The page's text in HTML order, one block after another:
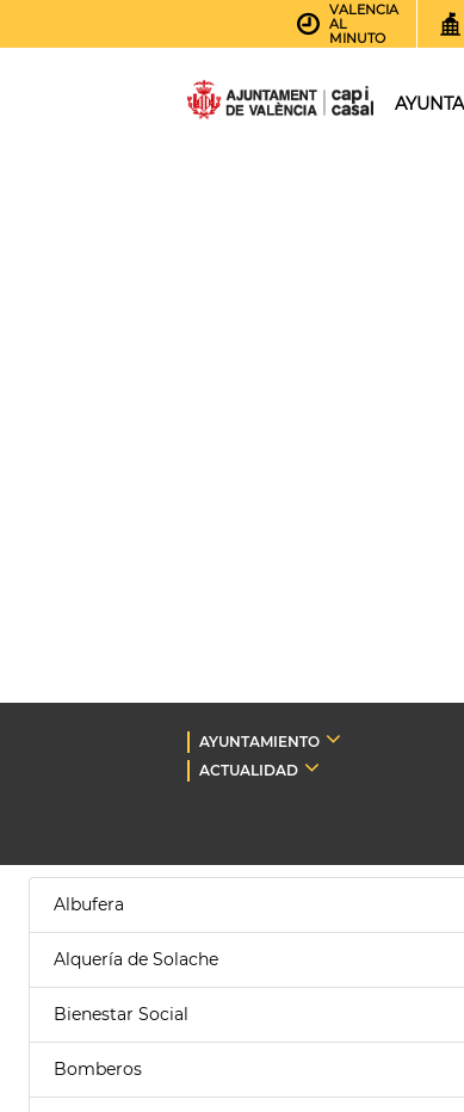
VALENCIA
AL
MINUTO
AYUNTAMIENTO
ACTUALIDAD
Albufera
Alquería de Solache
Bienestar Social
Bomberos